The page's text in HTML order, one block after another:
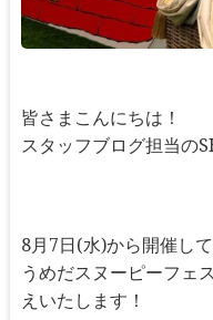
皆さまこんにちは！
スタッフブログ担当の
8月7日(水)から開催し
うめだスヌーピーフェ
えいたします！